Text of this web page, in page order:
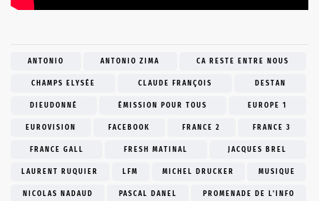
ANTONIO ANTONIO ZIMA CA RESTE ENTRE NOUS
CHAMPS ELYSÉE CLAUDE FRANÇOIS DESTAN
DIEUDONNÉ ÉMISSION POUR TOUS EUROPE 1
EUROVISION FACEBOOK FRANCE 2 FRANCE 3
FRANCE GALL FRESH MATINAL JACQUES BREL
LAURENT RUQUIER LFM MICHEL DRUCKER MUSIQUE
NICOLAS NADAUD PASCAL DANEL PROMENADE DE L'INFO